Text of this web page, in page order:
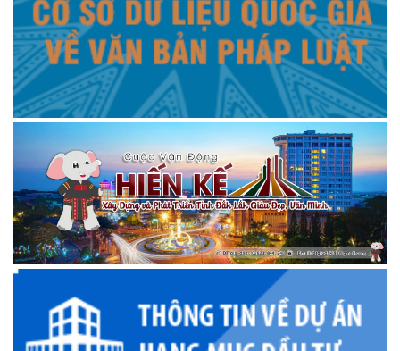
CLIP GIỚI THIỆU LỄ HỘI CÀ PHÊ BUÔN MA THUỘT LẦN THỨ
9 NĂM 2025
Mừng xuân
trailer LỄ HỘI ĐUA THUYỀN NAM TRUYỀN THÔNG HUYỆN
KRÔNG ANA XUÂN ẤT TỴ 2025!
trailer BẮN PHÁO HOA ĐÊM GIAO THỪA HUYỆN KRÔNG
ANA XUÂN ẤT TỴ 2025!
Huyền thoại
Huyền thoại vùng đất "Bên dòng sông mẹ Krông Ana"
Kết quả sau một năm thực hiện nhiệm vụ phát triển kinh tế
xã hội, đảm bảo quốc phòng an ninh
Hướng dẫn đăng ký chữ ký số trên VNeID
UBKT Huyện ủy Krông Ana 75 năm ngày thành lập ngành
Kiểm tra Đảng
PHÓNG SỰ XÃ EA NA SAU 11 NĂM XÂY DỰNG NÔNG THÔN